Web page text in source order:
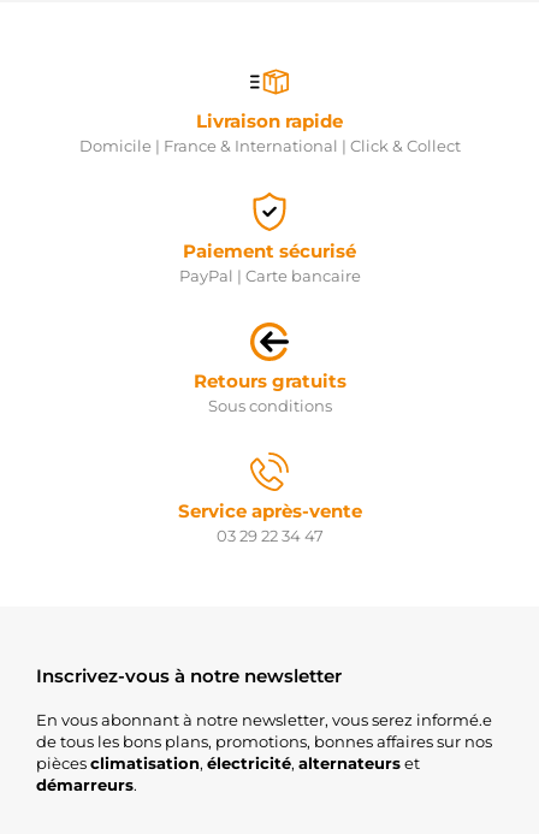
Livraison rapide
Domicile | France & International | Click & Collect
Paiement sécurisé
PayPal | Carte bancaire
Retours gratuits
Sous conditions
Service après-vente
03 29 22 34 47
Inscrivez-vous à notre newsletter
En vous abonnant à notre newsletter, vous serez informé.e
de tous les bons plans, promotions, bonnes affaires sur nos
piècesclimatisation, électricité, alternateurset
démarreurs.